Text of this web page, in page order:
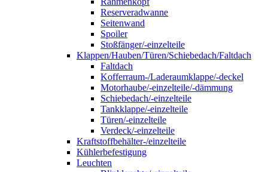
Reserveradwanne
Seitenwand
Spoiler
Stoßfänger/-einzelteile
Klappen/Hauben/Türen/Schiebedach/Faltdach
Faltdach
Kofferraum-/Laderaumklappe/-deckel
Motorhaube/-einzelteile/-dämmung
Schiebedach/-einzelteile
Tankklappe/-einzelteile
Türen/-einzelteile
Verdeck/-einzelteile
Kraftstoffbehälter-/einzelteile
Kühlerbefestigung
Leuchten